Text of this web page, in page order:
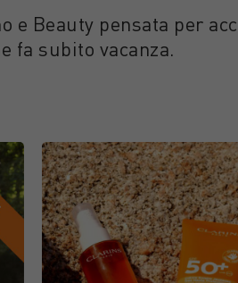
e Beauty pensata per
fa subito vacanza.